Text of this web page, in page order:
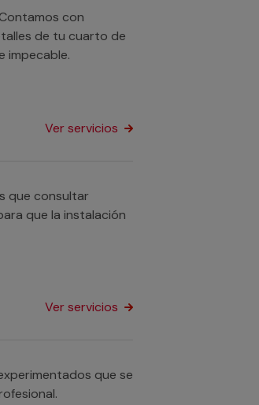
con
de tu cuarto de
impecable.
Ver servicios
que consultar
que la instalación
Ver servicios
que se